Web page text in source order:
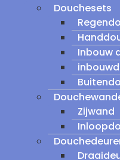
Douchesets
Inbouw
Zijwand